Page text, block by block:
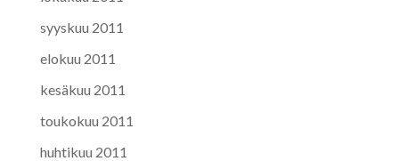
syyskuu 2011
elokuu 2011
kesäkuu 2011
toukokuu 2011
huhtikuu 2011